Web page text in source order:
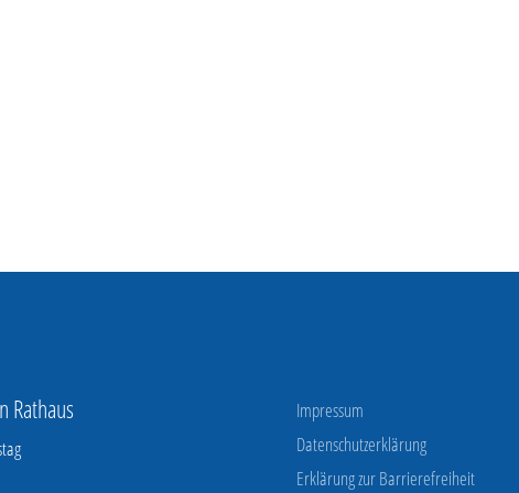
Rathaus
Impressum
Datenschutzerklärung
Erklärung zur Barrierefreiheit